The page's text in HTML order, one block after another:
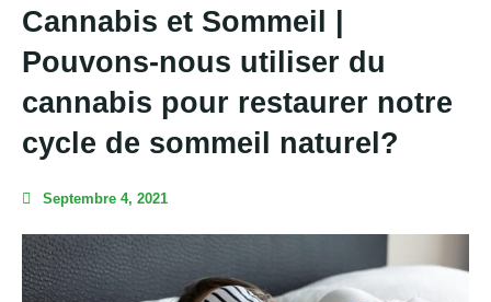
Cannabis et Sommeil |
Pouvons-nous utiliser du
cannabis pour restaurer notre
cycle de sommeil naturel?
Septembre 4, 2021